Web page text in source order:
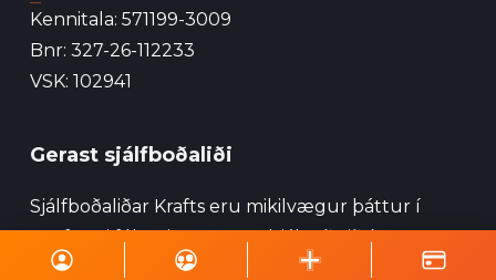
Kennitala: 571199-3009
Bnr: 327-26-112233
VSK: 102941
Gerast sjálfboðaliði
Sjálfboðaliðar Krafts eru mikilvægur þáttur í
starfsemi félagsins og geta hjálpað við ýmsa
viðburði, perlun og annað eins.